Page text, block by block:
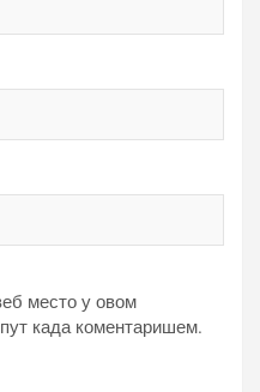
место у овом
када коментаришем.